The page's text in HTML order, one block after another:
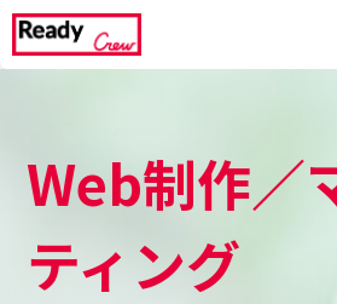
Web制作／
ティング